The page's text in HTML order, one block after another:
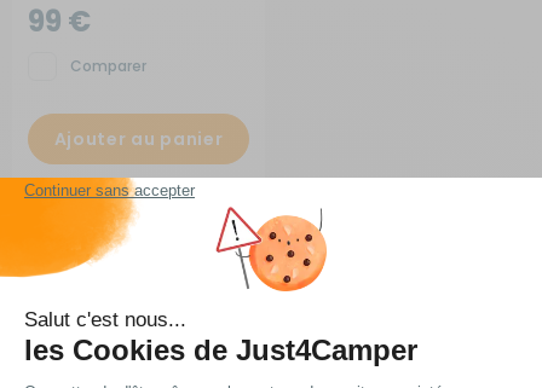
99 €
Comparer
Ajouter au panier
En stock